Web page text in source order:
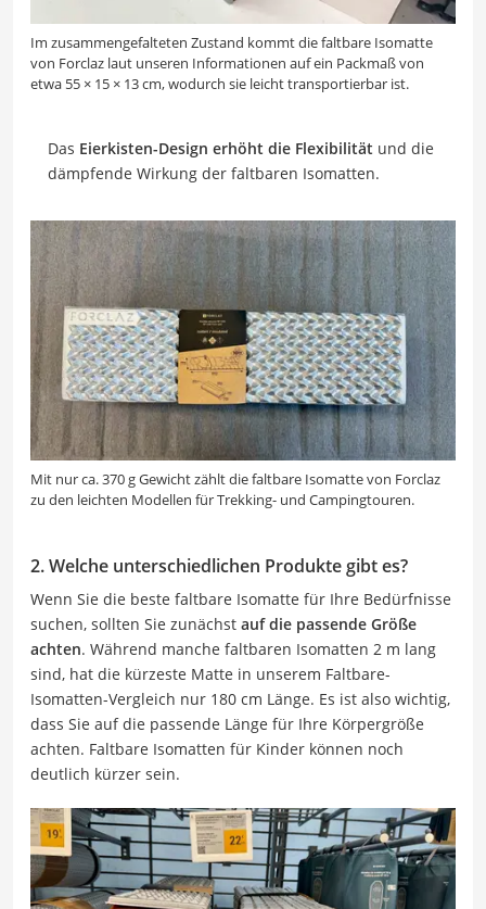
Im zusammengefalteten Zustand kommt die faltbare Isomatte
von Forclaz laut unseren Informationen auf ein Packmaß von
etwa 55 × 15 × 13 cm, wodurch sie leicht transportierbar ist.
Das Eierkisten-Design erhöht die Flexibilität und die
dämpfende Wirkung der faltbaren Isomatten.
Mit nur ca. 370 g Gewicht zählt die faltbare Isomatte von Forclaz
zu den leichten Modellen für Trekking- und Campingtouren.
2. Welche unterschiedlichen Produkte gibt es?
Wenn Sie die beste faltbare Isomatte für Ihre Bedürfnisse
suchen, sollten Sie zunächst auf die passende Größe
achten. Während manche faltbaren Isomatten 2 m lang
sind, hat die kürzeste Matte in unserem Faltbare-
Isomatten-Vergleich nur 180 cm Länge. Es ist also wichtig,
dass Sie auf die passende Länge für Ihre Körpergröße
achten. Faltbare Isomatten für Kinder können noch
deutlich kürzer sein.